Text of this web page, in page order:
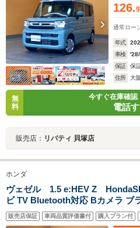
126.9
通常ロー
年式
車検
保証
保
住所
大
無
料
今すぐ在庫確認
電話
販売店： リバティ 貝塚店
ホンダ
ヴェゼル 1.5 e:HEV Z
ビ TV Bluetooth対応 Bカメラ ブ
ー ETC2.0 アダプティブクルーズ
ックドア 電子パーキング LEDヘ
販売店保証 車両品質評価書付 購入プラン付